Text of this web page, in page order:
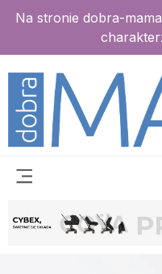
Na stronie dobra-